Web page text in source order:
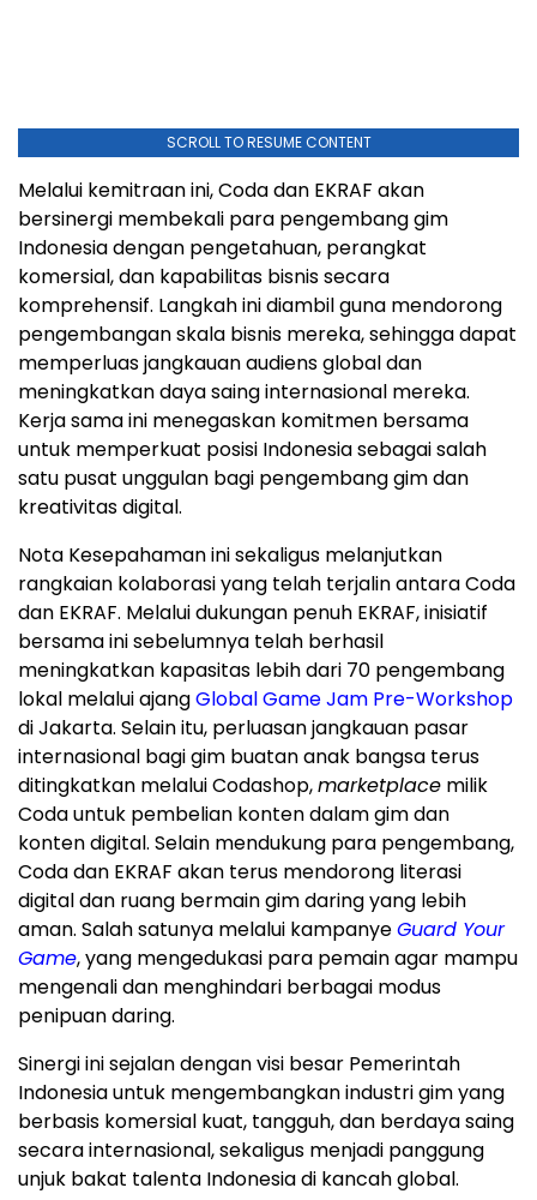
SCROLL TO RESUME CONTENT
Melalui kemitraan ini, Coda dan EKRAF akan
bersinergi membekali para pengembang gim
Indonesia dengan pengetahuan, perangkat
komersial, dan kapabilitas bisnis secara
komprehensif. Langkah ini diambil guna mendorong
pengembangan skala bisnis mereka, sehingga dapat
memperluas jangkauan audiens global dan
meningkatkan daya saing internasional mereka.
Kerja sama ini menegaskan komitmen bersama
untuk memperkuat posisi Indonesia sebagai salah
satu pusat unggulan bagi pengembang gim dan
kreativitas digital.
Nota Kesepahaman ini sekaligus melanjutkan
rangkaian kolaborasi yang telah terjalin antara Coda
dan EKRAF. Melalui dukungan penuh EKRAF, inisiatif
bersama ini sebelumnya telah berhasil
meningkatkan kapasitas lebih dari 70 pengembang
lokal melalui ajangGlobal Game Jam Pre-Workshop
di Jakarta. Selain itu, perluasan jangkauan pasar
internasional bagi gim buatan anak bangsa terus
ditingkatkan melalui Codashop,marketplace milik
Coda untuk pembelian konten dalam gim dan
konten digital. Selain mendukung para pengembang,
Coda dan EKRAF akan terus mendorong literasi
digital dan ruang bermain gim daring yang lebih
aman. Salah satunya melalui kampanyeGuard Your
Game, yang mengedukasi para pemain agar mampu
mengenali dan menghindari berbagai modus
penipuan daring.
Sinergi ini sejalan dengan visi besar Pemerintah
Indonesia untuk mengembangkan industri gim yang
berbasis komersial kuat, tangguh, dan berdaya saing
secara internasional, sekaligus menjadi panggung
unjuk bakat talenta Indonesia di kancah global.